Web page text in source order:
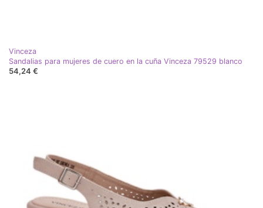
Vinceza
Sandalias para mujeres de cuero en la cuña Vinceza 79529 blanco
54,24 €